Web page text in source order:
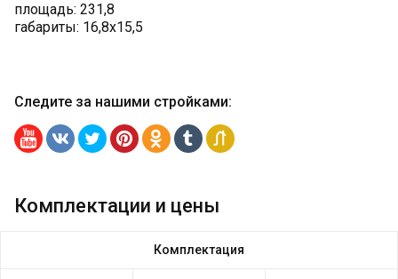
площадь: 231,8
габариты: 16,8х15,5
Следите за нашими стройками:
Комплектации и цены
Комплектация